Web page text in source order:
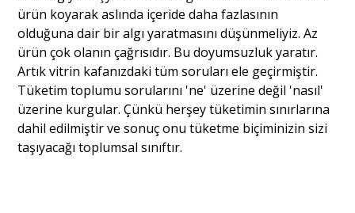
ürün koyarak aslında içeride daha fazlasının
olduğuna dair bir algı yaratmasını düşünmeliyiz. Az
ürün çok olanın çağrısıdır. Bu doyumsuzluk yaratır.
Artık vitrin kafanızdaki tüm soruları ele geçirmiştir.
Tüketim toplumu sorularını 'ne' üzerine değil 'nasıl'
üzerine kurgular. Çünkü herşey tüketimin sınırlarına
dahil edilmiştir ve sonuç onu tüketme biçiminizin sizi
taşıyacağı toplumsal sınıftır.